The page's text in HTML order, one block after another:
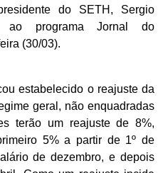
do SETH, Sergio
ao programa Jornal do
(30/03).
estabelecido o reajuste da
geral, não enquadradas
terão um reajuste de 8%,
5% a partir de 1º de
de dezembro, e depois